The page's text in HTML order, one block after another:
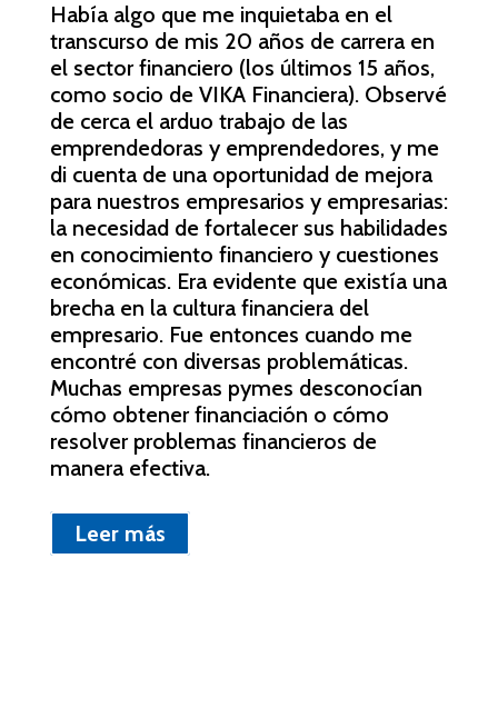
Había algo que me inquietaba en el
transcurso de mis 20 años de carrera en
el sector financiero (los últimos 15 años,
como socio de VIKA Financiera). Observé
de cerca el arduo trabajo de las
emprendedoras y emprendedores, y me
di cuenta de una oportunidad de mejora
para nuestros empresarios y empresarias:
la necesidad de fortalecer sus habilidades
en conocimiento financiero y cuestiones
económicas. Era evidente que existía una
brecha en la cultura financiera del
empresario. Fue entonces cuando me
encontré con diversas problemáticas.
Muchas empresas pymes desconocían
cómo obtener financiación o cómo
resolver problemas financieros de
manera efectiva.
Leer más